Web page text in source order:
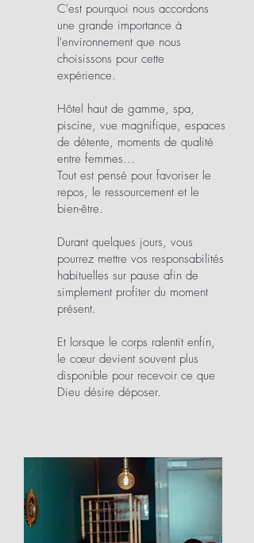
C'est pourquoi nous accordons
une grande importance à
l'environnement que nous
choisissons pour cette
expérience.
Hôtel haut de gamme, spa,
piscine, vue magnifique, espaces
de détente, moments de qualité
entre femmes...
Tout est pensé pour favoriser le
repos, le ressourcement et le
bien-être.
Durant quelques jours, vous
pourrez mettre vos responsabilités
habituelles sur pause afin de
simplement profiter du moment
présent.
Et lorsque le corps ralentit enfin,
le cœur devient souvent plus
disponible pour recevoir ce que
Dieu désire déposer.